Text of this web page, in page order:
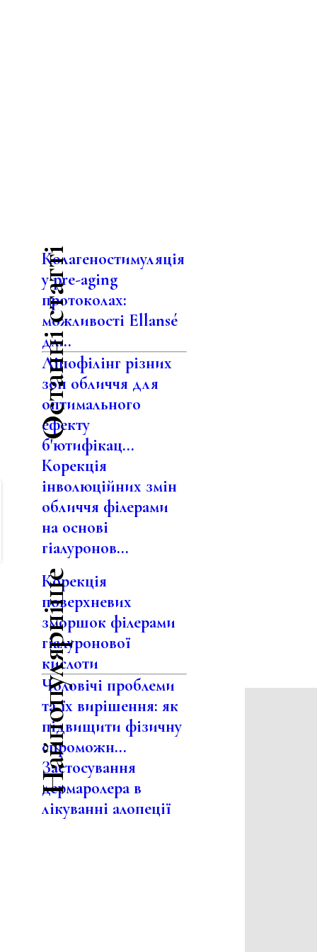
Останні статті
Колагеностимуляція
у pre-aging
протоколах:
можливості Ellansé
дл...
Ліпофілінг різних
зон обличчя для
оптимального
ефекту
б'ютифікац...
Корекція
інволюційних змін
обличчя філерами
на основі
гіалуронов...
Найпопулярніше
Корекція
поверхневих
зморшок філерами
гіалуронової
кислоти
Чоловічі проблеми
та їх вирішення: як
підвищити фізичну
спроможн...
Застосування
дермаролера в
лікуванні алопеції